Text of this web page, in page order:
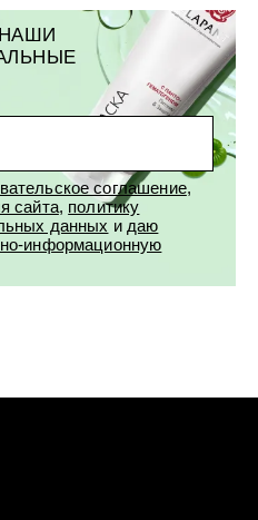
соглашение,
сайта, политику
данных и даю
информационную